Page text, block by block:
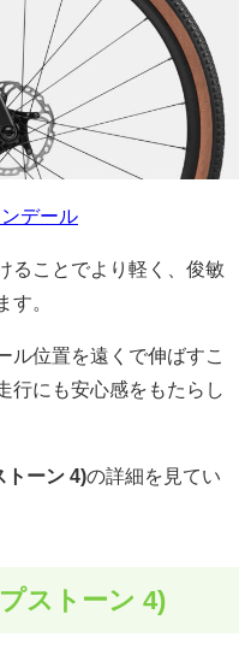
デール
ることでより軽く、俊敏
す。
ル位置を遠くで伸ばすこ
行にも安心感をもたらし
トーン 4)の詳細を見てい
ストーン 4)